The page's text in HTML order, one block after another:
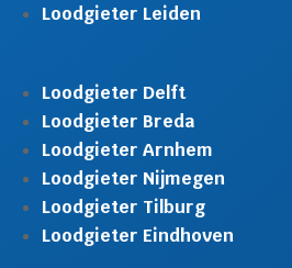
Loodgieter Leiden
Loodgieter Delft
Loodgieter Breda
Loodgieter Arnhem
Loodgieter Nijmegen
Loodgieter Tilburg
Loodgieter Eindhoven